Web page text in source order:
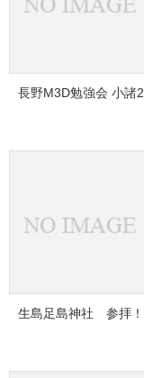
長野M3D勉強会 小諸2
生島足島神社 参拝！